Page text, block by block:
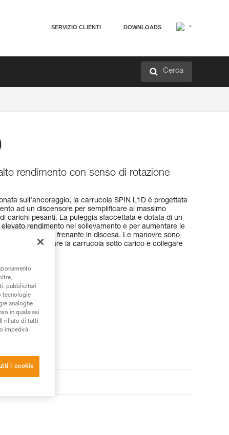
SERVIZIO CLIENTI DOWNLOADS
Cerca
rendimento con senso di rotazione
sull’ancoraggio, la carrucola SPIN L1D è progettata
ad un discensore per semplificare al massimo
carichi pesanti. La puleggia sfaccettata è dotata di un
rendimento nel sollevamento e per aumentare le
azione frenante in discesa. Le manovre sono
di orientare la carrucola sotto carico e collegare
pubblicitari
tecnologie
analoghe
in qualsiasi
rifiuto di tutti
impedirà
i cookie